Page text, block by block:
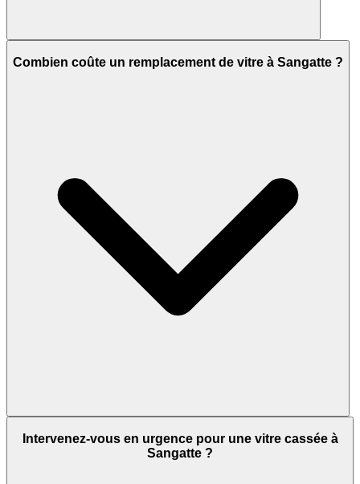
Combien coûte un remplacement de vitre à Sangatte ?
Intervenez-vous en urgence pour une vitre cassée à
Sangatte ?